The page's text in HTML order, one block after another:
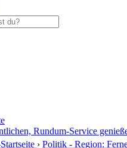
Rundum-Service
› Politik - Region: